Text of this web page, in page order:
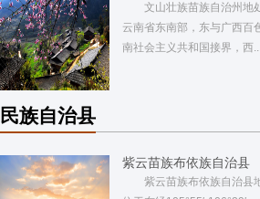
文山壮族苗族自治州地
云南省东南部，东与广西百
南社会主义共和国接界，西...
民族自治县
紫云苗族布依族自治县
紫云苗族布依族自治县